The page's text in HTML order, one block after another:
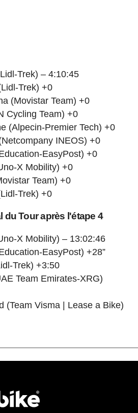
Trek) – 4:10:45
Trek) +0
(Movistar Team) +0
Cycling Team) +0
(Alpecin-Premier Tech) +0
INEOS) +0
EasyPost) +0
X Mobility) +0
Team) +0
Trek) +0
du Tour après l'étape 4
X Mobility) – 13:02:46
EasyPost) +28”
Trek) +3:50
Team Emirates-XRG)
(Team Visma | Lease a Bike)